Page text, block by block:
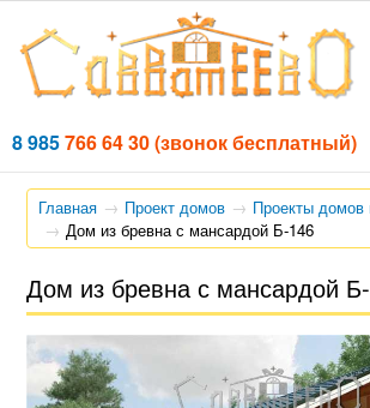
8 985766 64 30(звонок бесплатный)
Главная Проект домов
Проекты домов
Дом из бревна с мансардой Б-146
Дом из бревна с мансардой